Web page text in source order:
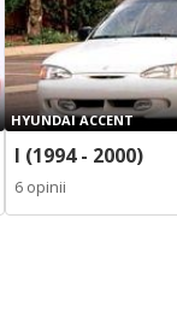
HYUNDAI ACCENT
I (1994 - 2000)
6 opinii